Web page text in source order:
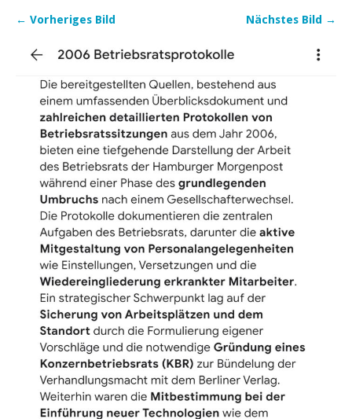
← Vorheriges Bild Nächstes Bild →